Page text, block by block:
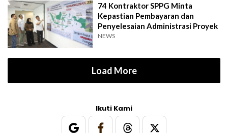
74 Kontraktor SPPG Minta
Kepastian Pembayaran dan
Penyelesaian Administrasi Proyek
NEWS
Load More
Ikuti Kami